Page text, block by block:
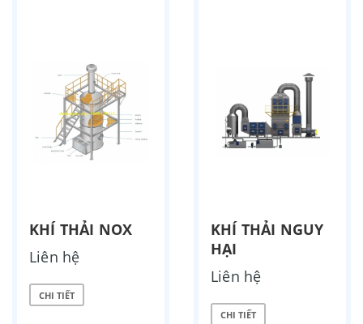
KHÍ THẢI NOX
Liên hệ
CHI TIẾT
KHÍ THẢI NGUY
HẠI
Liên hệ
CHI TIẾT